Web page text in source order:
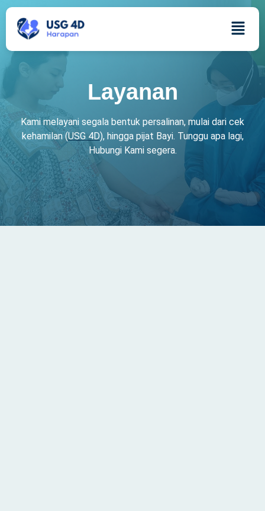
Layanan
Layanan
Kami melayani segala bentuk persalinan, mulai dari cek
kehamilan (USG 4D), hingga pijat Bayi. Tunggu apa lagi,
Hubungi Kami segera.